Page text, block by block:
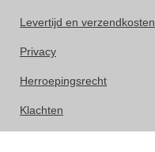
Levertijd en verzendkosten
Privacy
Herroepingsrecht
Klachten